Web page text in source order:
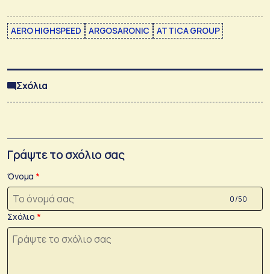
AERO HIGHSPEED ARGOSARONIC ATTICA GROUP
Σχόλια
Γράψτε το σχόλιο σας
Όνομα
0 /50
Σχόλιο